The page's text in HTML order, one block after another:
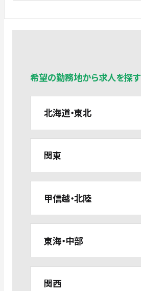
希望の勤務地から求人を探す
北海道・東北
関東
甲信越・北陸
東海・中部
関西